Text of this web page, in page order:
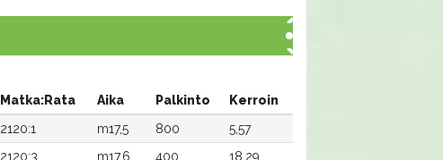
Matka:Rata Aika Palkinto
Kerroin
2120:1 m17,5 800
5,57
2120:3 m17,6 400
18,29